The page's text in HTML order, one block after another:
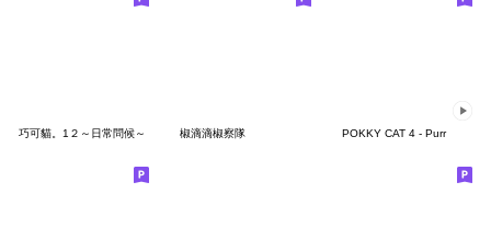
巧可貓。1２～日常問候～ 椒滴滴椒察隊 POKKY CAT 4 - Purr